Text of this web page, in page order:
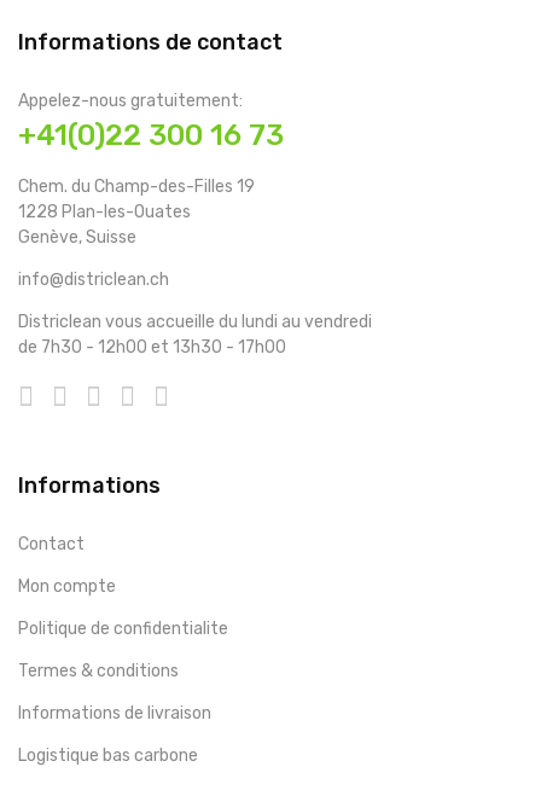
Informations de contact
Appelez-nous gratuitement:
+41(0)22 300 16 73
Chem. du Champ-des-Filles 19
1228 Plan-les-Ouates
Genève, Suisse
info@districlean.ch
Districlean vous accueille du lundi au vendredi
de 7h30 - 12h00 et 13h30 - 17h00
Informations
Contact
Mon compte
Politique de confidentialite
Termes & conditions
Informations de livraison
Logistique bas carbone